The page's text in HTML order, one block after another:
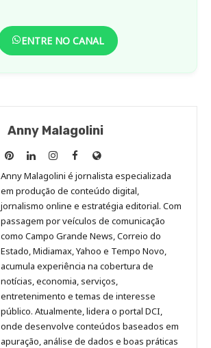
ENTRE NO CANAL
Anny Malagolini
Anny
Malagolini
no
Pinterest
Anny
Malagolini
no
LinkedIn
Anny
Malagolini
no
Instagram
Anny
Malagolini
no
Facebook
Site
de
Anny
Malagolini
Anny Malagolini é jornalista especializada
em produção de conteúdo digital,
jornalismo online e estratégia editorial. Com
passagem por veículos de comunicação
como Campo Grande News, Correio do
Estado, Midiamax, Yahoo e Tempo Novo,
acumula experiência na cobertura de
notícias, economia, serviços,
entretenimento e temas de interesse
público. Atualmente, lidera o portal DCI,
onde desenvolve conteúdos baseados em
apuração, análise de dados e boas práticas